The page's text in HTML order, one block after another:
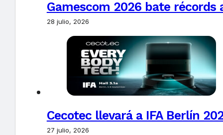
Gamescom 2026 bate récords
28 julio, 2026
Cecotec llevará a IFA Berlín
27 julio, 2026